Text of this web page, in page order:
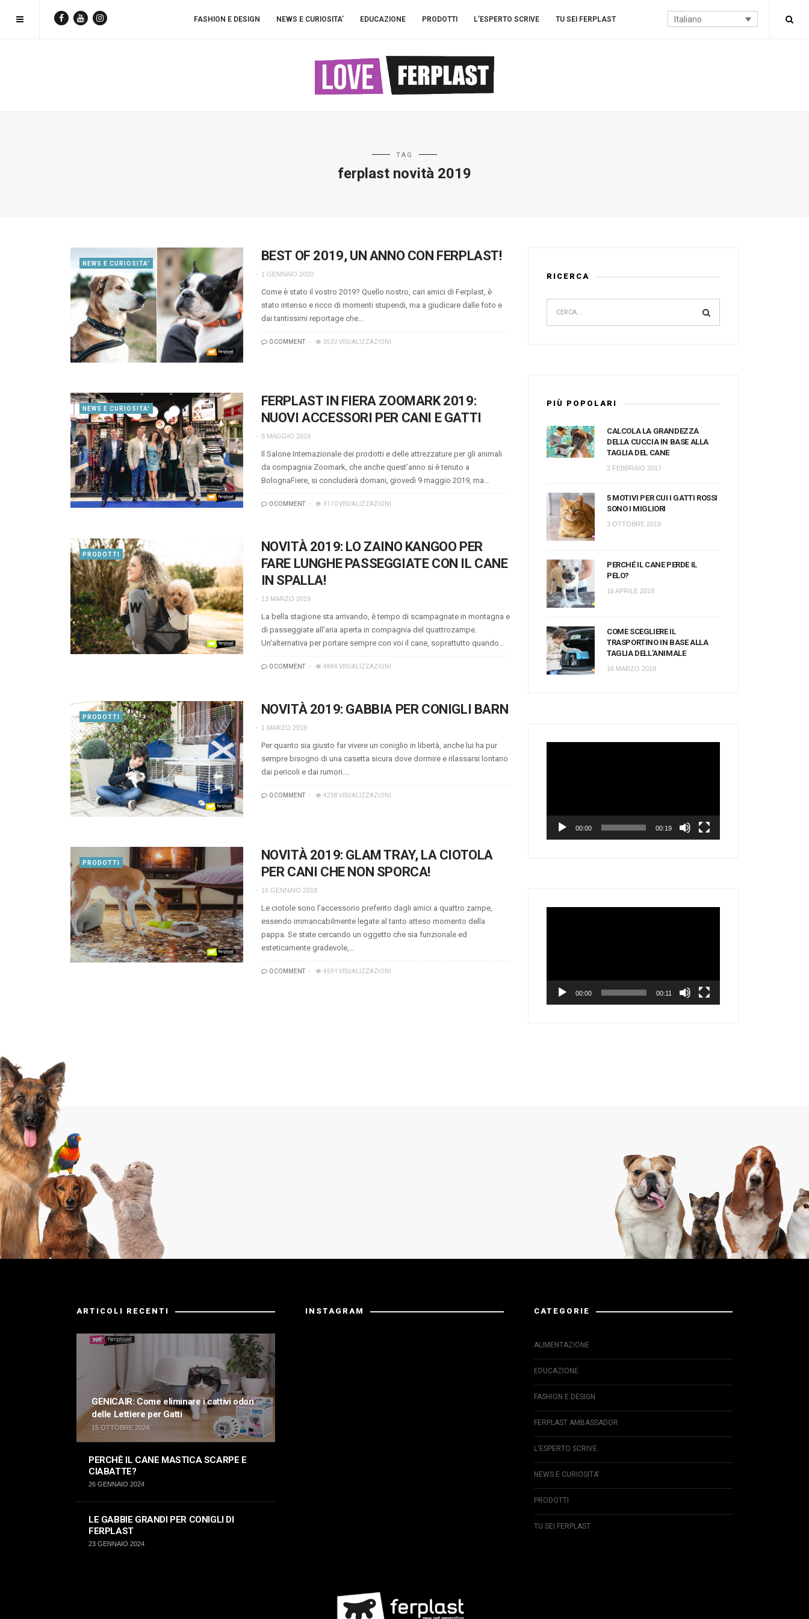
Italiano
FASHION E DESIGN NEWS E CURIOSITA’ EDUCAZIONE PRODOTTI L’ESPERTO SCRIVE TU SEI FERPLAST
TAG
ferplast novità 2019
NEWS E CURIOSITA'
BEST OF 2019, UN ANNO CON FERPLAST!
1 GENNAIO 2020
Come è stato il vostro 2019? Quello nostro, cari amici di Ferplast, è
stato intenso e ricco di momenti stupendi, ma a giudicare dalle foto e
dai tantissimi reportage che…
0 COMMENT 3532 VISUALIZZAZIONI
NEWS E CURIOSITA'
FERPLAST IN FIERA ZOOMARK 2019:
NUOVI ACCESSORI PER CANI E GATTI
8 MAGGIO 2019
Il Salone Internazionale dei prodotti e delle attrezzature per gli animali
da compagnia Zoomark, che anche quest’anno si è tenuto a
BolognaFiere, si concluderà domani, giovedì 9 maggio 2019, ma…
0 COMMENT 3110 VISUALIZZAZIONI
PRODOTTI
NOVITÀ 2019: LO ZAINO KANGOO PER
FARE LUNGHE PASSEGGIATE CON IL CANE
IN SPALLA!
13 MARZO 2019
La bella stagione sta arrivando, è tempo di scampagnate in montagna e
di passeggiate all’aria aperta in compagnia del quattrozampe.
Un’alternativa per portare sempre con voi il cane, soprattutto quando…
0 COMMENT 4884 VISUALIZZAZIONI
PRODOTTI
NOVITÀ 2019: GABBIA PER CONIGLI BARN
1 MARZO 2019
Per quanto sia giusto far vivere un coniglio in libertà, anche lui ha pur
sempre bisogno di una casetta sicura dove dormire e rilassarsi lontano
dai pericoli e dai rumori.…
0 COMMENT 4258 VISUALIZZAZIONI
PRODOTTI
NOVITÀ 2019: GLAM TRAY, LA CIOTOLA
PER CANI CHE NON SPORCA!
16 GENNAIO 2019
Le ciotole sono l’accessorio preferito dagli amici a quattro zampe,
essendo immancabilmente legate al tanto atteso momento della
pappa. Se state cercando un oggetto che sia funzionale ed
esteticamente gradevole,…
0 COMMENT 4591 VISUALIZZAZIONI
RICERCA
PIÙ POPOLARI
CALCOLA LA GRANDEZZA
DELLA CUCCIA IN BASE ALLA
TAGLIA DEL CANE
2 FEBBRAIO 2017
5 MOTIVI PER CUI I GATTI ROSSI
SONO I MIGLIORI
3 OTTOBRE 2018
PERCHÉ IL CANE PERDE IL
PELO?
16 APRILE 2018
COME SCEGLIERE IL
TRASPORTINO IN BASE ALLA
TAGLIA DELL’ANIMALE
16 MARZO 2018
00:00 00:19
00:00 00:11
ARTICOLI RECENTI
GENICAIR: Come eliminare i cattivi odori
delle Lettiere per Gatti
15 OTTOBRE 2024
PERCHÈ IL CANE MASTICA SCARPE E
CIABATTE?
26 GENNAIO 2024
LE GABBIE GRANDI PER CONIGLI DI
FERPLAST
23 GENNAIO 2024
INSTAGRAM CATEGORIE
ALIMENTAZIONE
EDUCAZIONE
FASHION E DESIGN
FERPLAST AMBASSADOR
L'ESPERTO SCRIVE
NEWS E CURIOSITA'
PRODOTTI
TU SEI FERPLAST